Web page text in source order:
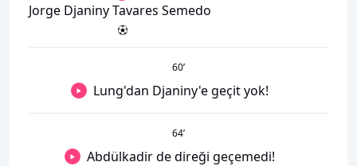
Jorge Djaniny Tavares Semedo
60’
Lung'dan Djaniny'e geçit yok!
64’
Abdülkadir de direği geçemedi!